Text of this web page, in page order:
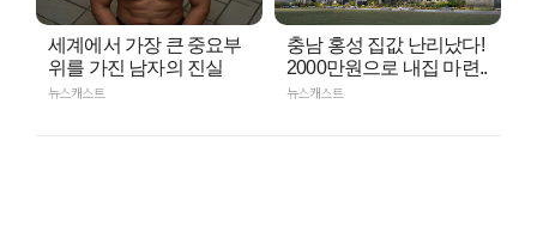
세계에서 가장 큰 중요부
위를 가진 남자의 진실
뉴스캐스트
충남 홍성 집값 난리났다!
2000만원으로 내집 마련..
뉴스캐스트